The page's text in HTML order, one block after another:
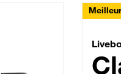
Lite